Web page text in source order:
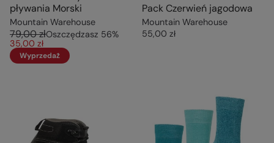
pływania Morski
Mountain Warehouse
79,00 złOszczędzasz 56%
35,00 zł
Wyprzedaż
Pack Czerwień jagodowa
Mountain Warehouse
55,00 zł